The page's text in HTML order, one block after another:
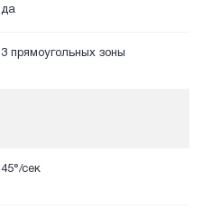
да
3 прямоугольных зоны
45°/сек